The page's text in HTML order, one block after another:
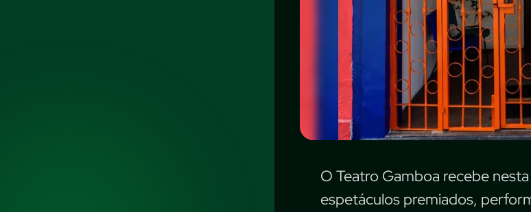
O Teatro Gamboa recebe
espetáculos premiados,